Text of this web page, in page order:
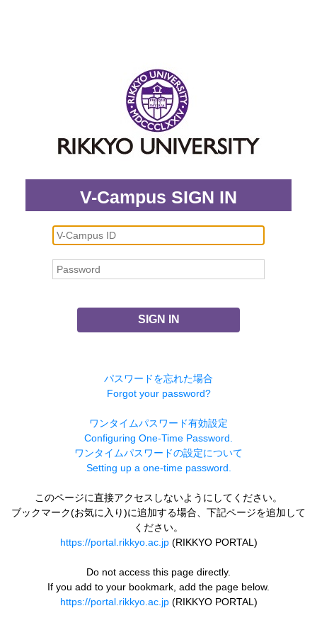
V-Campus SIGN IN
SIGN IN
パスワードを忘れた場合
Forgot your password?
ワンタイムパスワード有効設定
Configuring One-Time Password.
ワンタイムパスワードの設定について
Setting up a one-time password.
このページに直接アクセスしないようにしてください。
ブックマーク(お気に入り)に追加する場合、下記ページを追加して
ください。
https://portal.rikkyo.ac.jp(RIKKYO PORTAL)
Do not access this page directly.
If you add to your bookmark, add the page below.
https://portal.rikkyo.ac.jp(RIKKYO PORTAL)